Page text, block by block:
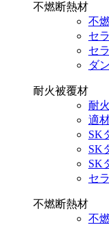
不燃断熱材
不
セ
セ
ダ
耐火被覆材
耐
適
SK
SK
SK
セ
不燃断熱材
不